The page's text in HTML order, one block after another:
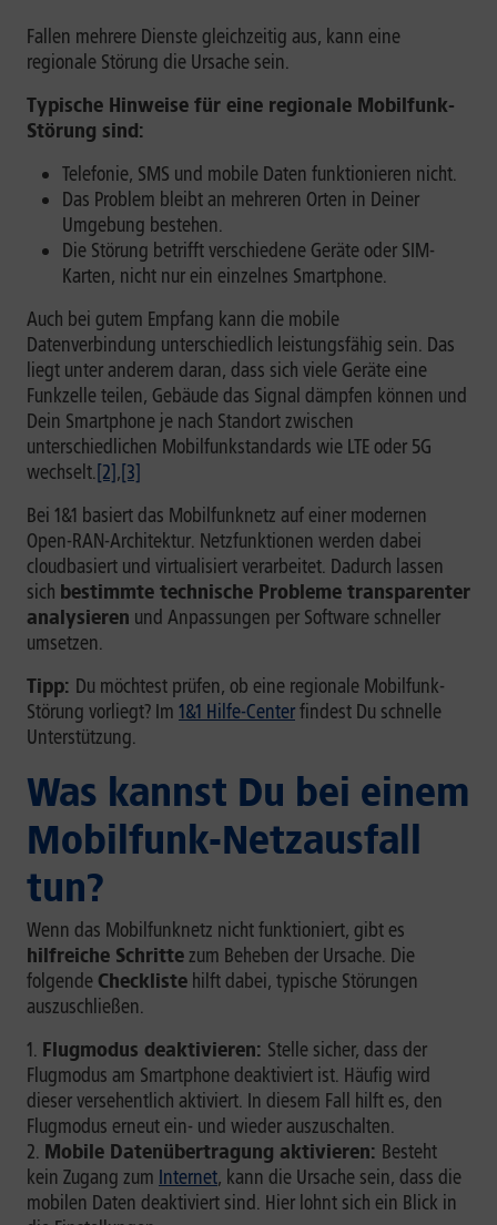
Fallen mehrere Dienste gleichzeitig aus, kann eine
regionale Störung die Ursache sein.
Typische Hinweise für eine regionale Mobilfunk-
Störung sind:
Telefonie, SMS und mobile Daten funktionieren nicht.
Das Problem bleibt an mehreren Orten in Deiner
Umgebung bestehen.
Die Störung betrifft verschiedene Geräte oder SIM-
Karten, nicht nur ein einzelnes Smartphone.
Auch bei gutem Empfang kann die mobile
Datenverbindung unterschiedlich leistungsfähig sein. Das
liegt unter anderem daran, dass sich viele Geräte eine
Funkzelle teilen, Gebäude das Signal dämpfen können und
Dein Smartphone je nach Standort zwischen
unterschiedlichen Mobilfunkstandards wie LTE oder 5G
wechselt.[2],[3]
Bei 1&1 basiert das Mobilfunknetz auf einer modernen
Open-RAN-Architektur. Netzfunktionen werden dabei
cloudbasiert und virtualisiert verarbeitet. Dadurch lassen
sich bestimmte technische Probleme transparenter
analysieren und Anpassungen per Software schneller
umsetzen.
Tipp: Du möchtest prüfen, ob eine regionale Mobilfunk-
Störung vorliegt? Im 1&1 Hilfe-Centerfindest Du schnelle
Unterstützung.
Was kannst Du bei einem
Mobilfunk-Netzausfall
tun?
Wenn das Mobilfunknetz nicht funktioniert, gibt es
hilfreiche Schrittezum Beheben der Ursache. Die
folgende Checkliste hilft dabei, typische Störungen
auszuschließen.
Flugmodus deaktivieren: Stelle sicher, dass der
Flugmodus am Smartphone deaktiviert ist. Häufig wird
dieser versehentlich aktiviert. In diesem Fall hilft es, den
Flugmodus erneut ein- und wieder auszuschalten.
Mobile Datenübertragung aktivieren: Besteht
kein Zugang zum Internet, kann die Ursache sein, dass die
mobilen Daten deaktiviert sind. Hier lohnt sich ein Blick in